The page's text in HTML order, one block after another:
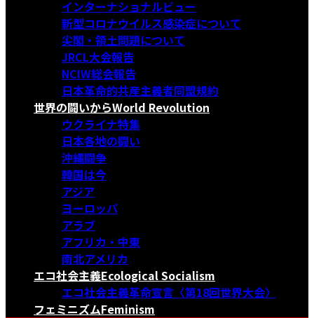
インターナショナルビュー
新型コロナウイルス感染症について
尖閣・領土問題について
JRCL大会報告
NCIW総会報告
日本革命的共産主義者同盟規約
世界の闘いからWorld Revolution
ウクライナ特集
日本各地の闘い
沖縄闘争
韓国は今
アジア
ヨーロッパ
アラブ
アフリカ・中東
南北アメリカ
エコ社会主義Ecological Socialism
エコ社会主義革命宣言〈第18回世界大会〉
フェミニズムFeminism